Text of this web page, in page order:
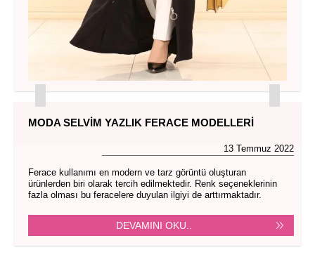
MODA SELVIM YAZLIK FERACE MODELLERI
13 Temmuz 2022
Ferace kullanımı en modern ve tarz görüntü oluşturan
ürünlerden biri olarak tercih edilmektedir. Renk seçeneklerinin
fazla olması bu feracelere duyulan ilgiyi de arttırmaktadır.
DEVAMINI OKU..